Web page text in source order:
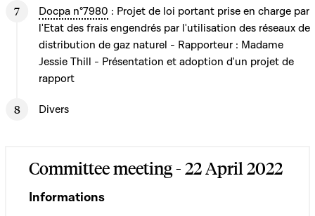
Docpa n°7980 : Projet de loi portant prise en charge par
l'Etat des frais engendrés par l'utilisation des réseaux de
distribution de gaz naturel - Rapporteur : Madame
Jessie Thill - Présentation et adoption d'un projet de
rapport
Divers
Committee meeting - 22 April 2022
Informations